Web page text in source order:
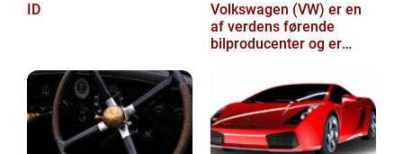
ID
Volkswagen (VW) er en
af verdens førende
bilproducenter og er